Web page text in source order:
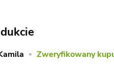
Zweryfikowany